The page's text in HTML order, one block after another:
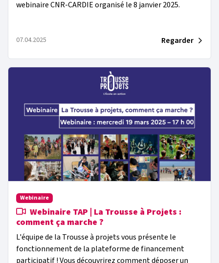
webinaire CNR-CARDIE organisé le 8 janvier 2025.
07.04.2025 Regarder
Webinaire
Webinaire TAP | La Trousse à Projets :
comment ça marche ?
L'équipe de la Trousse à projets vous présente le
fonctionnement de la plateforme de financement
participatif ! Vous découvrirez comment déposer un